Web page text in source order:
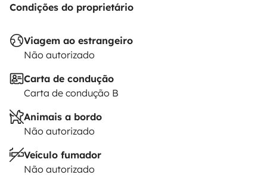
Condições do proprietário
Viagem ao estrangeiro
Não autorizado
Carta de condução
Carta de condução B
Animais a bordo
Não autorizado
Veículo fumador
Não autorizado